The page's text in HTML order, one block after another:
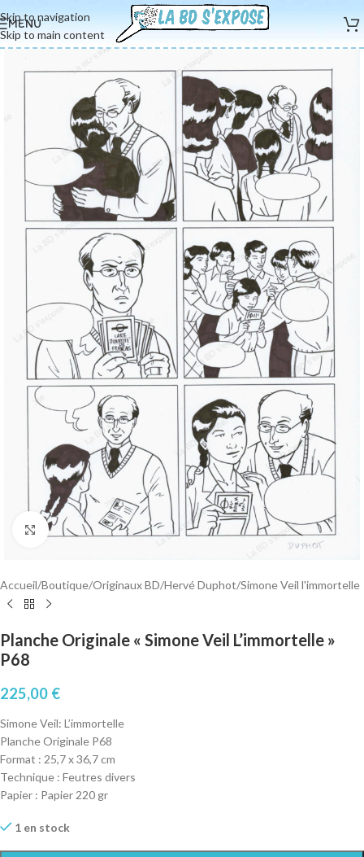
Skip to navigation
Skip to main content
MENU
Cliquez pour agrandir
Accueil/Boutique/Originaux BD/Hervé Duphot/Simone Veil l'immortelle
Planche Originale « Simone Veil L’immortelle »
P68
225,00 €
Simone Veil: L’immortelle
Planche Originale P68
Format : 25,7 x 36,7 cm
Technique : Feutres divers
Papier : Papier 220 gr
1 en stock